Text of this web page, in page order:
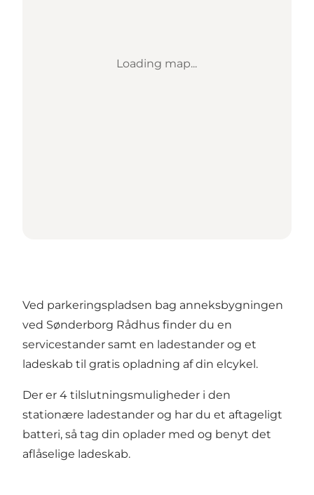
Loading map...
Ved parkeringspladsen bag anneksbygningen
ved Sønderborg Rådhus finder du en
servicestander samt en ladestander og et
ladeskab til gratis opladning af din elcykel.
Der er 4 tilslutningsmuligheder i den
stationære ladestander og har du et aftageligt
batteri, så tag din oplader med og benyt det
aflåselige ladeskab.